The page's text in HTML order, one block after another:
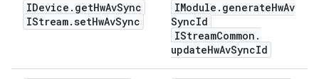
IDevice . getHwAvSync
IStream.setHwAvSync
IModule . generateHwAv
SyncId
IStreamCommon .
updateHwAvSyncId